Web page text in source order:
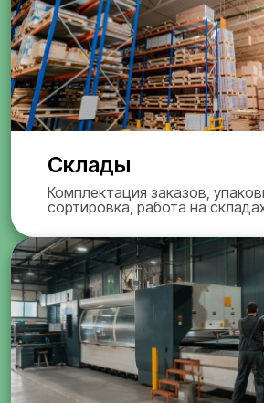
Склады
Комплектация заказов,
сортировка, работа на